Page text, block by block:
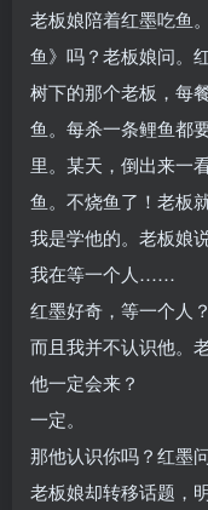
老板娘陪着红墨吃鱼
鱼》吗？老板娘问。
树下的那个老板，每
鱼。每杀一条鲤鱼都
里。某天，倒出来一
鱼。不烧鱼了！老板
我是学他的。老板娘
我在等一个人……
红墨好奇，等一个人？
而且我并不认识他。
他一定会来？
一定。
那他认识你吗？红墨问
老板娘却转移话题，